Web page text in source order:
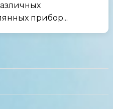
прибор...